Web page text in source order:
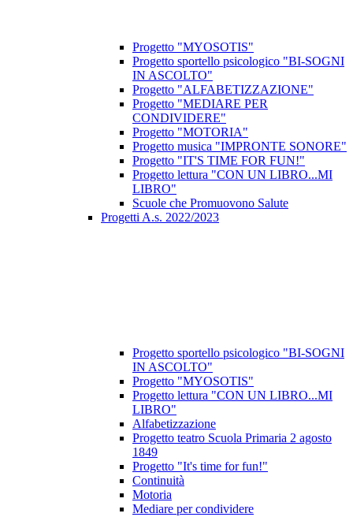
Progetto "MYOSOTIS"
Progetto sportello psicologico "BI-SOGNI
IN ASCOLTO"
Progetto "ALFABETIZZAZIONE"
Progetto "MEDIARE PER
CONDIVIDERE"
Progetto "MOTORIA"
Progetto musica "IMPRONTE SONORE"
Progetto "IT'S TIME FOR FUN!"
Progetto lettura "CON UN LIBRO...MI
LIBRO"
Scuole che Promuovono Salute
Progetti A.s. 2022/2023
Progetto sportello psicologico "BI-SOGNI
IN ASCOLTO"
Progetto "MYOSOTIS"
Progetto lettura "CON UN LIBRO...MI
LIBRO"
Alfabetizzazione
Progetto teatro Scuola Primaria 2 agosto
1849
Progetto "It's time for fun!"
Continuità
Motoria
Mediare per condividere